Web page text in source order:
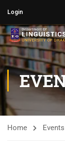
Login
Home Events